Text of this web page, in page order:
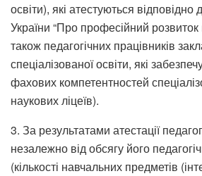
освіти), які атестуються
України “Про професійний розвиток
також педагогічних працівників
спеціалізованої освіти, які
фахових компетентностей
наукових ліцеїв).
3. За результатами атестації
незалежно від обсягу його
(кількості навчальних предметів